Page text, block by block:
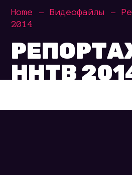
Home Видеофайлы
2014
ННТВ